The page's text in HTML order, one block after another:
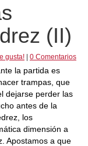
(II)
gusta! 0 Comentarios
la partida es
trampas, que
dejarse perder las
antes de la
los
dimensión a
Apostamos a que